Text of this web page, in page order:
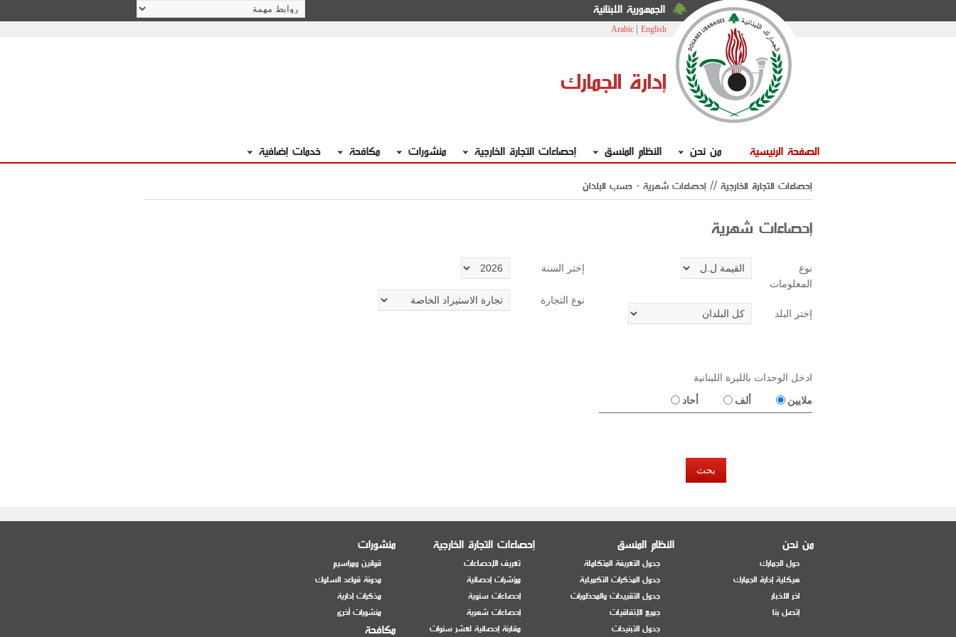
الجمهورية اللبنانية
Arabic English
إدارة الجمارك
الصفحة الرئيسية من نحن النظام المنسق إحصاءات التجارة الخارجية منشورات مكافحة خدمات إضافية
إحصاءات التجارة الخارجية // إحصاءات شهرية - حسب البلدان
إحصاءات شهرية
نوع
المعلومات
إختر البلد
إختر السنة
نوع التجارة
ادخل الوحدات بالليرة اللبنانية
ملايين ألف أحاد
بحث
من نحن
حول الجمارك
هيكلية إدارة الجمارك
اخر الاخبار
إتصل بنا
النظام المنسق
جدول التعريفة المتكاملة
جدول المذكرات التكميلية
جدول التقييدات والمحظورات
جميع الإتفاقيات
جدول التبنيدات
إحصاءات التجارة الخارجية
تعريف الإحصاءات
مؤشرات إحصائية
إحصاءات سنوية
إحصاءات شهرية
مقارنة إحصائية لعشر سنوات
منشورات
قوانين ومراسيم
مدونة قواعد السلوك
مذكرات إدارية
منشورات أخرى
مكافحة